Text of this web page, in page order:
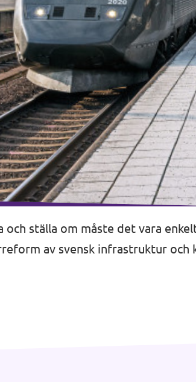
och ställa om måste det vara
av svensk infrastruktur och